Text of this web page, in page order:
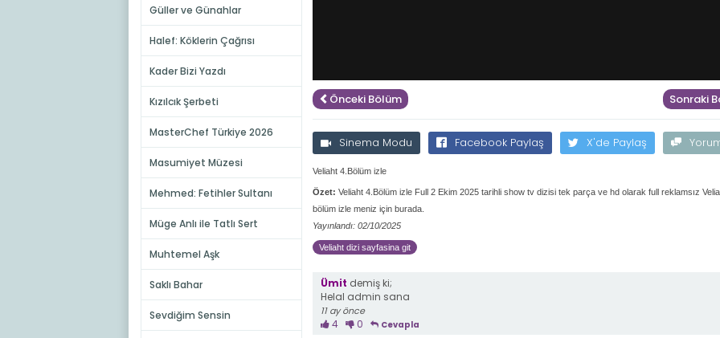
Güller ve Günahlar
Halef: Köklerin Çağrısı
Kader Bizi Yazdı
Kızılcık Şerbeti
MasterChef Türkiye 2026
Masumiyet Müzesi
Mehmed: Fetihler Sultanı
Müge Anlı ile Tatlı Sert
Muhtemel Aşk
Saklı Bahar
Sevdiğim Sensin
Önceki Bölüm Sonraki
Sinema Modu Facebook Paylaş X'de Paylaş
Veliaht 4.Bölüm izle
Özet: Veliaht 4.Bölüm izle Full 2 Ekim 2025 tarihli show tv dizisi tek parça ve hd olarak full reklamsız
bölüm izle meniz için burada.
Yayınlandı: 02/10/2025
Veliaht dizi sayfasina git
Ümit demiş ki;
Helal admin sana
11 ay önce
4 0 Cevapla